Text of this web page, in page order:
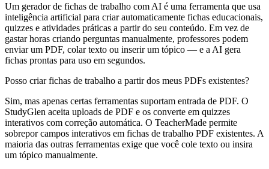
Um gerador de fichas de trabalho com AI é uma ferramenta que usa
inteligência artificial para criar automaticamente fichas educacionais,
quizzes e atividades práticas a partir do seu conteúdo. Em vez de
gastar horas criando perguntas manualmente, professores podem
enviar um PDF, colar texto ou inserir um tópico — e a AI gera
fichas prontas para uso em segundos.
Posso criar fichas de trabalho a partir dos meus PDFs existentes?
Sim, mas apenas certas ferramentas suportam entrada de PDF. O
StudyGlen aceita uploads de PDF e os converte em quizzes
interativos com correção automática. O TeacherMade permite
sobrepor campos interativos em fichas de trabalho PDF existentes. A
maioria das outras ferramentas exige que você cole texto ou insira
um tópico manualmente.